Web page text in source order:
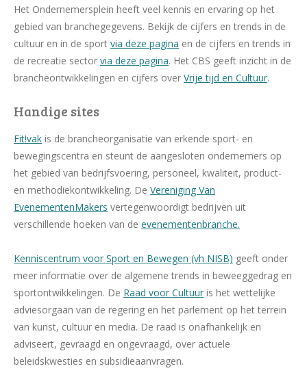
Het Ondernemersplein heeft veel kennis en ervaring op het
gebied van branchegegevens. Bekijk de cijfers en trends in de
cultuur en in de sport via deze pagina en de cijfers en trends in
de recreatie sector via deze pagina. Het CBS geeft inzicht in de
brancheontwikkelingen en cijfers over Vrije tijd en Cultuur.
Handige sites
Fit!vak is de brancheorganisatie van erkende sport- en
bewegingscentra en steunt de aangesloten ondernemers op
het gebied van bedrijfsvoering, personeel, kwaliteit, product-
en methodiekontwikkeling. De Vereniging Van
EvenementenMakers vertegenwoordigt bedrijven uit
verschillende hoeken van de evenementenbranche.
Kenniscentrum voor Sport en Bewegen (vh NISB) geeft onder
meer informatie over de algemene trends in beweeggedrag en
sportontwikkelingen. De Raad voor Cultuur is het wettelijke
adviesorgaan van de regering en het parlement op het terrein
van kunst, cultuur en media. De raad is onafhankelijk en
adviseert, gevraagd en ongevraagd, over actuele
beleidskwesties en subsidieaanvragen.